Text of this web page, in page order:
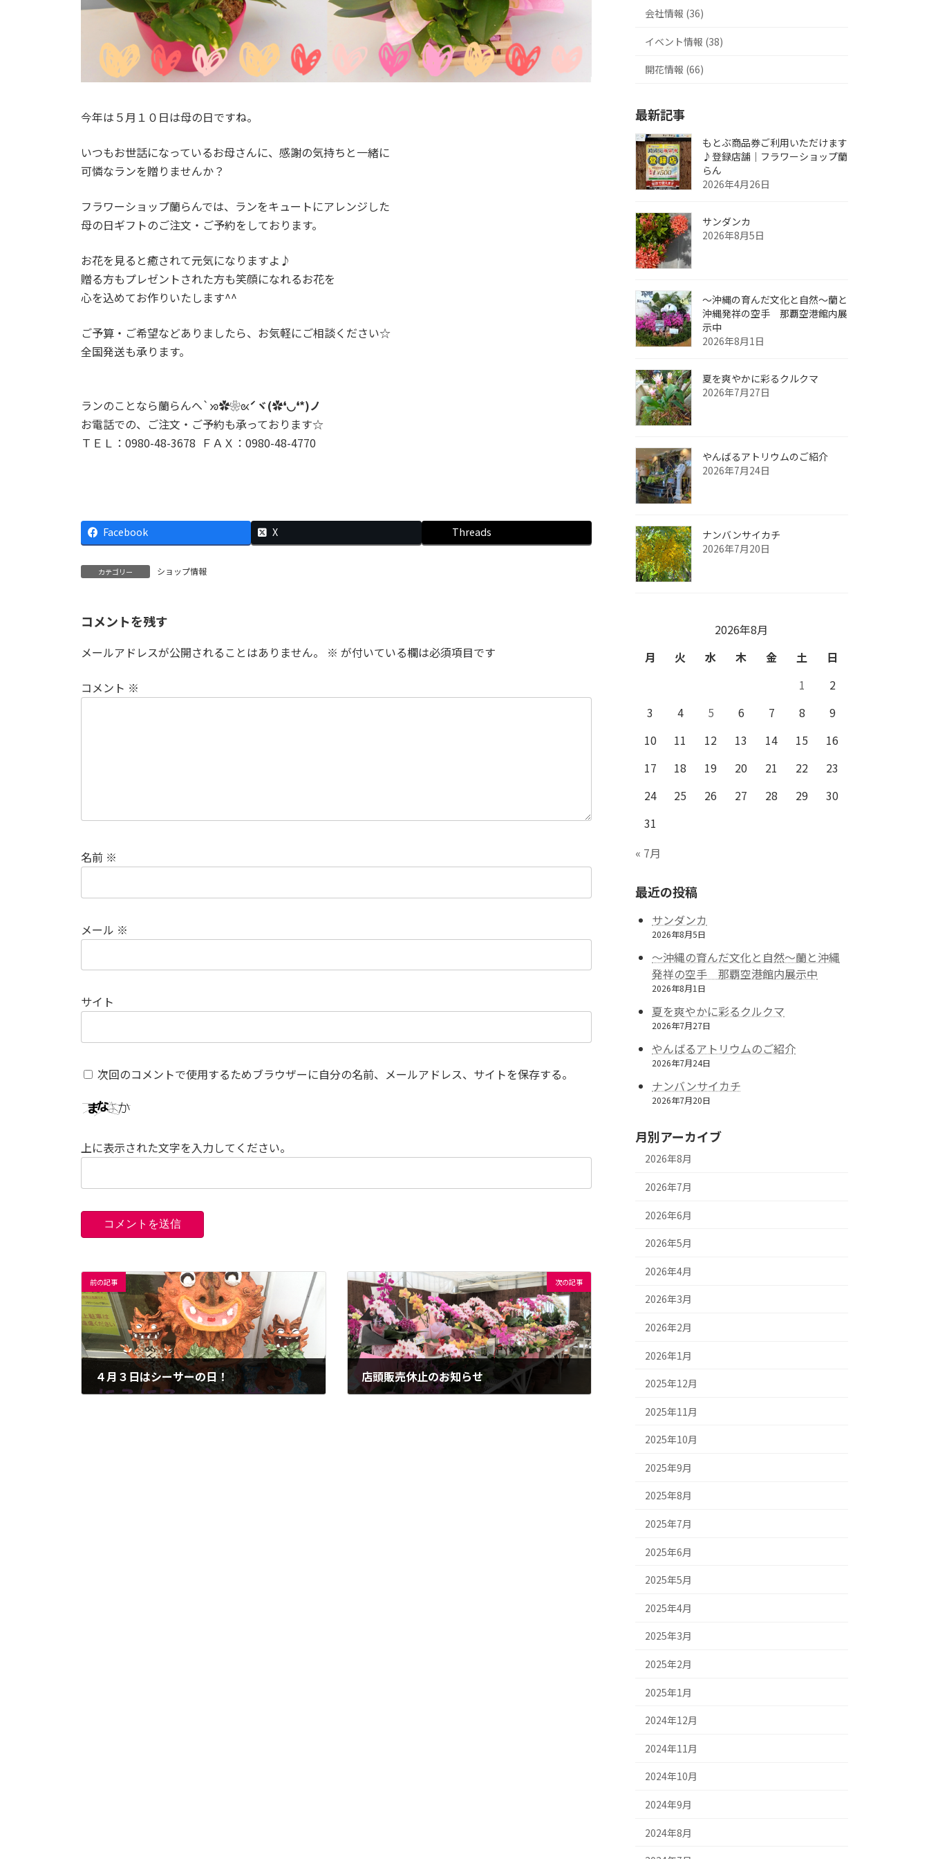
今年は５月１０日は母の日ですね。
いつもお世話になっているお母さんに、感謝の気持ちと一緒に
可憐なランを贈りませんか？
フラワーショップ蘭らんでは、ランをキュートにアレンジした
母の日ギフトのご注文・ご予約をしております。
お花を見ると癒されて元気になりますよ♪
贈る方もプレゼントされた方も笑顔になれるお花を
心を込めてお作りいたします^^
ご予算・ご希望などありましたら、お気軽にご相談ください☆
全国発送も承ります。
ランのことなら蘭らんへ`ᘞ✿❀ᘡˊヾ(✿❛◡❛*)ノ
お電話での、ご注文・ご予約も承っております☆
ＴＥＬ：0980-48-3678 ＦＡＸ：0980-48-4770
Facebook X Threads
カテゴリー ショップ情報
コメントを残す
メールアドレスが公開されることはありません。 ※ が付いている欄は必須項目です
コメント ※
名前 ※
メール ※
サイト
次回のコメントで使用するためブラウザーに自分の名前、メールアドレス、サイトを保存する。
上に表示された文字を入力してください。
前の記事
４月３日はシーサーの日！
次の記事
店頭販売休止のお知らせ
会社情報 (36)
イベント情報 (38)
開花情報 (66)
最新記事
もとぶ商品券ご利用いただけます
♪登録店舗｜フラワーショップ蘭
らん
2026年4月26日
サンダンカ
2026年8月5日
～沖縄の育んだ文化と自然～蘭と
沖縄発祥の空手 那覇空港館内展
示中
2026年8月1日
夏を爽やかに彩るクルクマ
2026年7月27日
やんばるアトリウムのご紹介
2026年7月24日
ナンバンサイカチ
2026年7月20日
2026年8月
月
火 水 木 金 土
日
1
2
3
4 5 6 7 8
9
10
11 12 13 14 15
16
17
18 19 20 21 22
23
24
25 26 27 28 29
30
31
« 7月
最近の投稿
サンダンカ
2026年8月5日
～沖縄の育んだ文化と自然～蘭と沖縄
発祥の空手 那覇空港館内展示中
2026年8月1日
夏を爽やかに彩るクルクマ
2026年7月27日
やんばるアトリウムのご紹介
2026年7月24日
ナンバンサイカチ
2026年7月20日
月別アーカイブ
2026年8月
2026年7月
2026年6月
2026年5月
2026年4月
2026年3月
2026年2月
2026年1月
2025年12月
2025年11月
2025年10月
2025年9月
2025年8月
2025年7月
2025年6月
2025年5月
2025年4月
2025年3月
2025年2月
2025年1月
2024年12月
2024年11月
2024年10月
2024年9月
2024年8月